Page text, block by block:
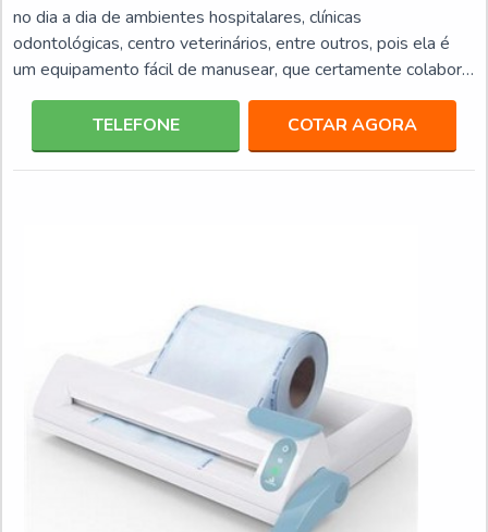
no dia a dia de ambientes hospitalares, clínicas
odontológicas, centro veterinários, entre outros, pois ela é
um equipamento fácil de manusear, que certamente colabora
para tornar o cotidiano mais cômodo e prático. Além disso, a
seladora elaborada para embalagens de esterilização de
materiais é uma aquisição bastante vantajosa em termos
econômicos, pois congrega diversos benefícios, entre eles:
TELEFONE COTAR AGORA